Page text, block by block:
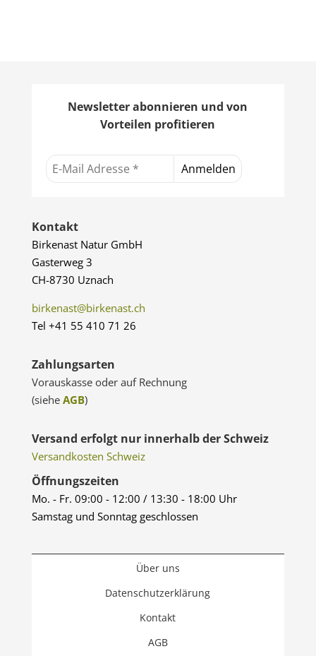
Newsletter abonnieren und von
Vorteilen profitieren
Kontakt
Birkenast Natur GmbH
Gasterweg 3
CH-8730 Uznach
birkenast@birkenast.ch
Tel +41 55 410 71 26
Zahlungsarten
Vorauskasse oder auf Rechnung
(siehe AGB)
Versand erfolgt nur innerhalb der Schweiz
Versandkosten Schweiz
Öffnungszeiten
Mo. - Fr. 09:00 - 12:00 / 13:30 - 18:00 Uhr
Samstag und Sonntag geschlossen
Über uns
Datenschutzerklärung
Kontakt
AGB